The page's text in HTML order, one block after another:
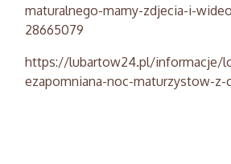
maturalnego-mamy-zdjecia-i-
28665079
https://lubartow24.pl/informacje/
ezapomniana-noc-maturzystow-z-